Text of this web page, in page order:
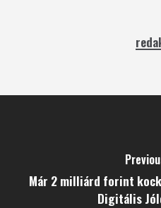
Már 2 milliárd forint
Digitális